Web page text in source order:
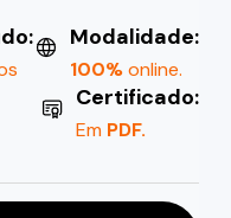
Modalidade:
100%online.
Certificado:
Em PDF.